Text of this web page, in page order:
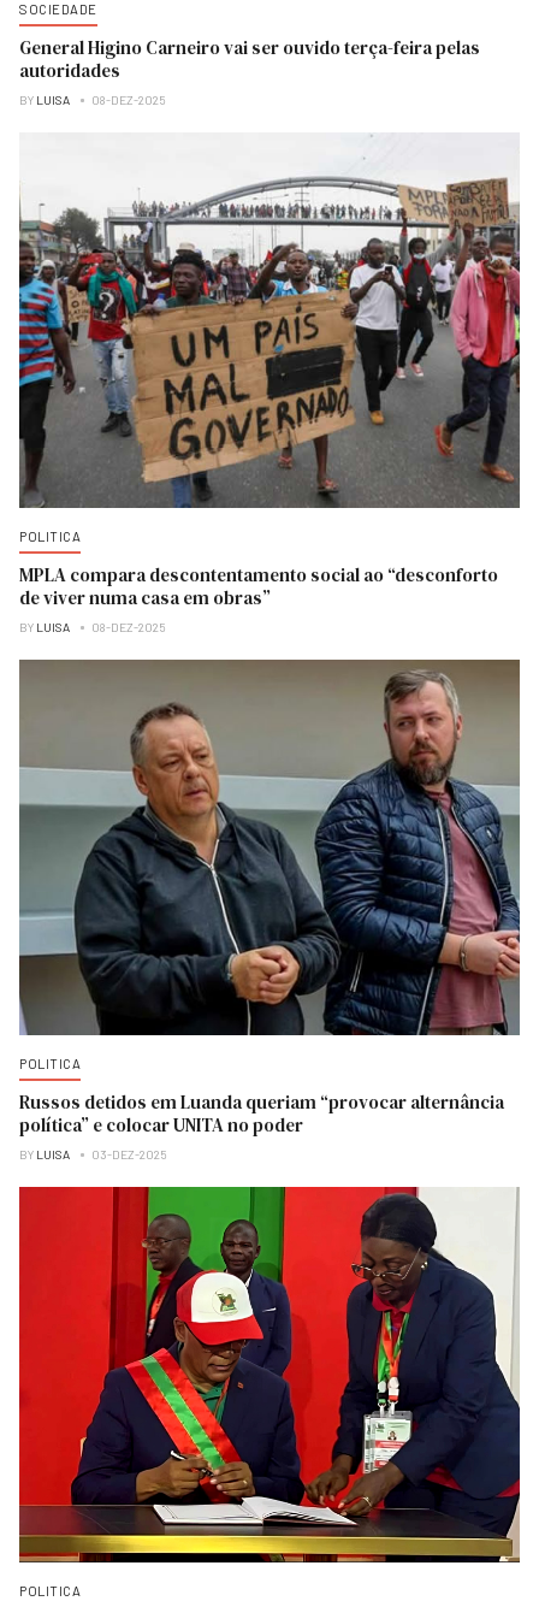
SOCIEDADE
General Higino Carneiro vai ser ouvido terça-feira pelas
autoridades
BY LUISA 08-DEZ-2025
POLITICA
MPLA compara descontentamento social ao “desconforto
de viver numa casa em obras”
BY LUISA 08-DEZ-2025
POLITICA
Russos detidos em Luanda queriam “provocar alternância
política” e colocar UNITA no poder
BY LUISA 03-DEZ-2025
POLITICA